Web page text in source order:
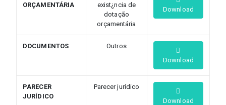
ORÇAMENTÁRIA
exist¿ncia de
dotação
orçamentária
Download
DOCUMENTOS
Outros
Download
PARECER
JURÍDICO
Parecer jurídico
Download